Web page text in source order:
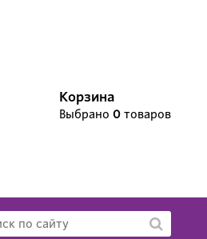
Корзина
Выбрано 0товаров